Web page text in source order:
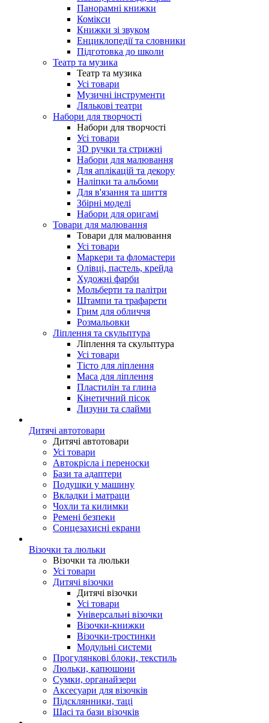
Панорамні книжки
Комікси
Книжки зі звуком
Енциклопедії та словники
Підготовка до школи
Театр та музика
Театр та музика
Усі товари
Музичні інструменти
Лялькові театри
Набори для творчості
Набори для творчості
Усі товари
3D ручки та стрижні
Набори для малювання
Для аплікацій та декору
Наліпки та альбоми
Для в'язання та шиття
Збірні моделі
Набори для оригамі
Товари для малювання
Товари для малювання
Усі товари
Маркери та фломастери
Олівці, пастель, крейда
Художні фарби
Мольберти та палітри
Штампи та трафарети
Грим для обличчя
Розмальовки
Ліплення та скульптура
Ліплення та скульптура
Усі товари
Тісто для ліплення
Маса для ліплення
Пластилін та глина
Кінетичний пісок
Лизуни та слайми
Дитячі автотовари
Дитячі автотовари
Усі товари
Автокрісла і переноски
Бази та адаптери
Подушки у машину
Вкладки і матраци
Чохли та килимки
Ремені безпеки
Сонцезахисні екрани
Візочки та люльки
Візочки та люльки
Усі товари
Дитячі візочки
Дитячі візочки
Усі товари
Універсальні візочки
Візочки-книжки
Візочки-тростинки
Модульні системи
Прогулянкові блоки, текстиль
Люльки, капюшони
Сумки, органайзери
Аксесуари для візочків
Підсклянники, таці
Шасі та бази візочків